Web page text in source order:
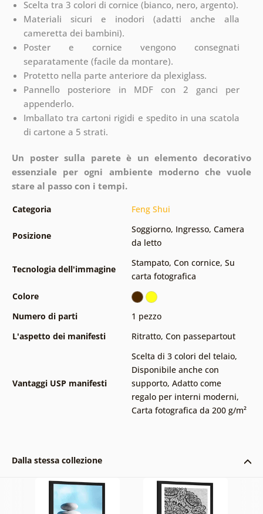
Scelta tra 3 colori di cornice (bianco, nero, argento).
Materiali sicuri e inodori (adatti anche alla
cameretta dei bambini).
Poster e cornice vengono consegnati
separatamente (facile da montare).
Protetto nella parte anteriore da plexiglass.
Pannello posteriore in MDF con 2 ganci per
appenderlo.
Imballato tra cartoni rigidi e spedito in una scatola
di cartone a 5 strati.
Un poster sulla parete è un elemento decorativo
essenziale per ogni ambiente moderno che vuole
stare al passo con i tempi.
Categoria Feng Shui
Posizione
Soggiorno, Ingresso, Camera
da letto
Tecnologia dell'immagine
Stampato, Con cornice, Su
carta fotografica
Colore
Numero di parti
1 pezzo
L'aspetto dei manifesti
Ritratto, Con passepartout
Vantaggi USP manifesti
Scelta di 3 colori del telaio,
Disponibile anche con
supporto, Adatto come
regalo per interni moderni,
Carta fotografica da 200 g/m²
Dalla stessa collezione